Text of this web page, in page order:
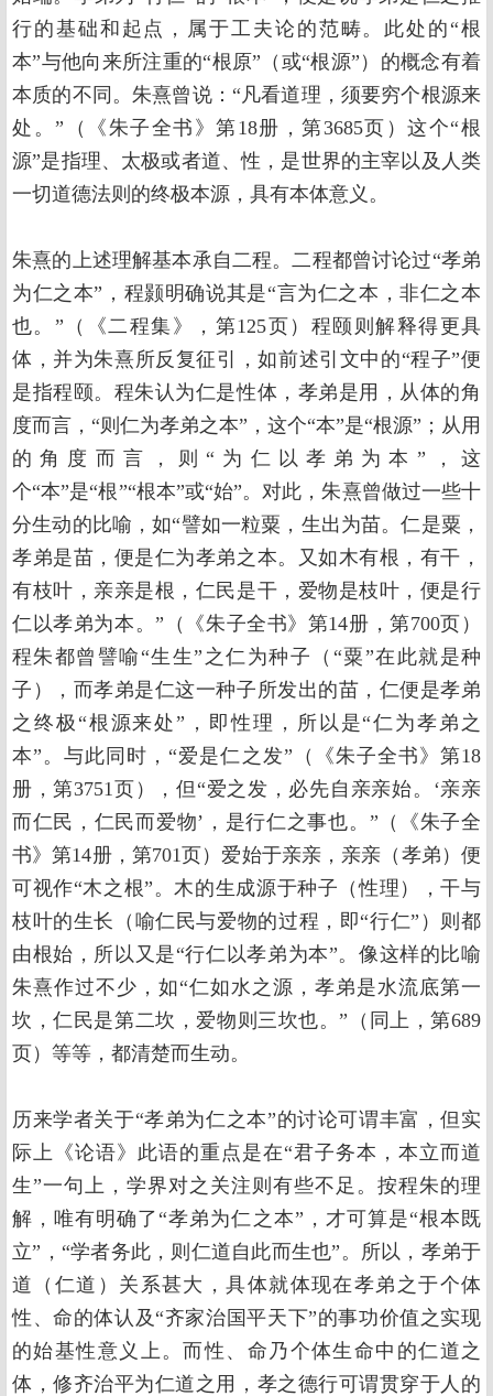
行的基础和起点，属于工夫论的范畴。此处的“根
本”与他向来所注重的“根原”（或“根源”）的概念有着
本质的不同。朱熹曾说：“凡看道理，须要穷个根源来
处。”（《朱子全书》第18册，第3685页）这个“根
源”是指理、太极或者道、性，是世界的主宰以及人类
一切道德法则的终极本源，具有本体意义。
朱熹的上述理解基本承自二程。二程都曾讨论过“孝弟
为仁之本”，程颢明确说其是“言为仁之本，非仁之本
也。”（《二程集》，第125页）程颐则解释得更具
体，并为朱熹所反复征引，如前述引文中的“程子”便
是指程颐。程朱认为仁是性体，孝弟是用，从体的角
度而言，“则仁为孝弟之本”，这个“本”是“根源”；从用
的角度而言，则“为仁以孝弟为本”，这
个“本”是“根”“根本”或“始”。对此，朱熹曾做过一些十
分生动的比喻，如“譬如一粒粟，生出为苗。仁是粟，
孝弟是苗，便是仁为孝弟之本。又如木有根，有干，
有枝叶，亲亲是根，仁民是干，爱物是枝叶，便是行
仁以孝弟为本。”（《朱子全书》第14册，第700页）
程朱都曾譬喻“生生”之仁为种子（“粟”在此就是种
子），而孝弟是仁这一种子所发出的苗，仁便是孝弟
之终极“根源来处”，即性理，所以是“仁为孝弟之
本”。与此同时，“爱是仁之发”（《朱子全书》第18
册，第3751页），但“爱之发，必先自亲亲始。‘亲亲
而仁民，仁民而爱物’，是行仁之事也。”（《朱子全
书》第14册，第701页）爱始于亲亲，亲亲（孝弟）便
可视作“木之根”。木的生成源于种子（性理），干与
枝叶的生长（喻仁民与爱物的过程，即“行仁”）则都
由根始，所以又是“行仁以孝弟为本”。像这样的比喻
朱熹作过不少，如“仁如水之源，孝弟是水流底第一
坎，仁民是第二坎，爱物则三坎也。”（同上，第689
页）等等，都清楚而生动。
历来学者关于“孝弟为仁之本”的讨论可谓丰富，但实
际上《论语》此语的重点是在“君子务本，本立而道
生”一句上，学界对之关注则有些不足。按程朱的理
解，唯有明确了“孝弟为仁之本”，才可算是“根本既
立”，“学者务此，则仁道自此而生也”。所以，孝弟于
道（仁道）关系甚大，具体就体现在孝弟之于个体
性、命的体认及“齐家治国平天下”的事功价值之实现
的始基性意义上。而性、命乃个体生命中的仁道之
体，修齐治平为仁道之用，孝之德行可谓贯穿于人的